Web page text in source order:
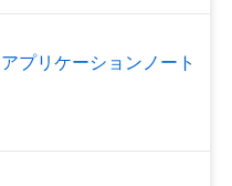
プリケーションノート